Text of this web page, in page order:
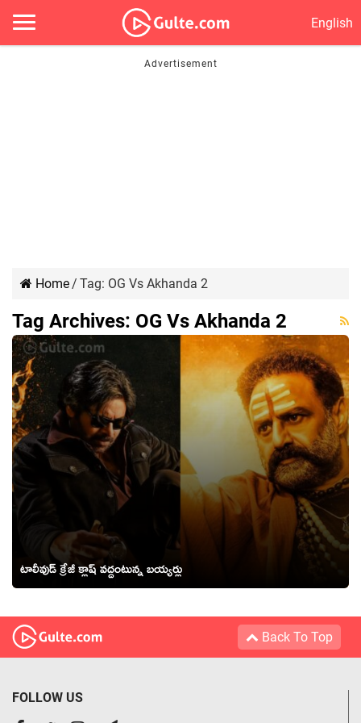
English
Home/ Tag: OG Vs Akhanda 2
Tag Archives: OG Vs Akhanda 2
టాలీవుడ్ క్రేజీ క్లాష్ వద్దంటున్న బయ్యర్లు
Back To Top
FOLLOW US